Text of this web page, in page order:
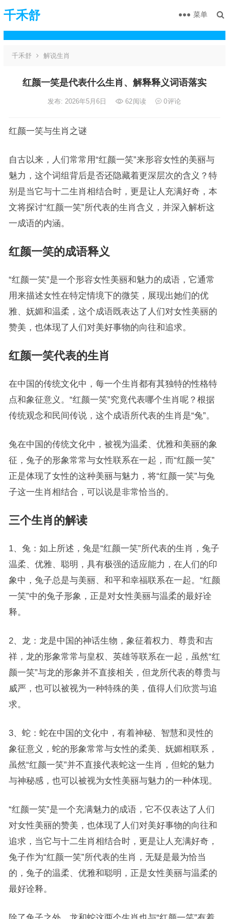
千禾舒 菜单
千禾舒 解说生肖
红颜一笑是代表什么生肖、解释释义词语落实
发布: 2026年5月6日 62阅读 0评论
红颜一笑与生肖之谜
自古以来，人们常常用“红颜一笑”来形容女性的美丽与
魅力，这个词组背后是否还隐藏着更深层次的含义？特
别是当它与十二生肖相结合时，更是让人充满好奇，本
文将探讨“红颜一笑”所代表的生肖含义，并深入解析这
一成语的内涵。
红颜一笑的成语释义
“红颜一笑”是一个形容女性美丽和魅力的成语，它通常
用来描述女性在特定情境下的微笑，展现出她们的优
雅、妩媚和温柔，这个成语既表达了人们对女性美丽的
赞美，也体现了人们对美好事物的向往和追求。
红颜一笑代表的生肖
在中国的传统文化中，每一个生肖都有其独特的性格特
点和象征意义。“红颜一笑”究竟代表哪个生肖呢？根据
传统观念和民间传说，这个成语所代表的生肖是“兔”。
兔在中国的传统文化中，被视为温柔、优雅和美丽的象
征，兔子的形象常常与女性联系在一起，而“红颜一笑”
正是体现了女性的这种美丽与魅力，将“红颜一笑”与兔
子这一生肖相结合，可以说是非常恰当的。
三个生肖的解读
1、兔：如上所述，兔是“红颜一笑”所代表的生肖，兔子
温柔、优雅、聪明，具有极强的适应能力，在人们的印
象中，兔子总是与美丽、和平和幸福联系在一起。“红颜
一笑”中的兔子形象，正是对女性美丽与温柔的最好诠
释。
2、龙：龙是中国的神话生物，象征着权力、尊贵和吉
祥，龙的形象常常与皇权、英雄等联系在一起，虽然“红
颜一笑”与龙的形象并不直接相关，但龙所代表的尊贵与
威严，也可以被视为一种特殊的美，值得人们欣赏与追
求。
3、蛇：蛇在中国的文化中，有着神秘、智慧和灵性的
象征意义，蛇的形象常常与女性的柔美、妩媚相联系，
虽然“红颜一笑”并不直接代表蛇这一生肖，但蛇的魅力
与神秘感，也可以被视为女性美丽与魅力的一种体现。
“红颜一笑”是一个充满魅力的成语，它不仅表达了人们
对女性美丽的赞美，也体现了人们对美好事物的向往和
追求，当它与十二生肖相结合时，更是让人充满好奇，
兔子作为“红颜一笑”所代表的生肖，无疑是最为恰当
的，兔子的温柔、优雅和聪明，正是女性美丽与温柔的
最好诠释。